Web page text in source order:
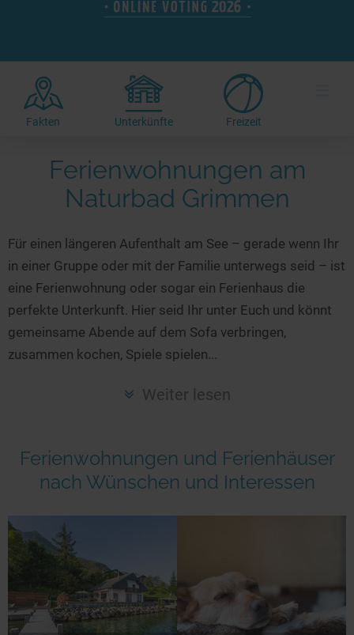
Radtouren am See
Kitesurfen
Kanu- & Kajaktouren
Badeseen in Deutschland
Wellness am See
Gourmet-Urlaub
Urlaub an der Küste
Unterkünfte
Hotels am See
Ferienwohnungen
Camping
Aktiv-Urlaub
Wanderurlaub
Bikeurlaub
Auszeit & Wellness
Camping am See
Top-Hotels
Familienhotels
Bike-Hotels
Biohotels
Ausgefallenes
Häuser auf dem Wasser
Hundefreundliche Unterkünfte
Glamping
Seen in Deutschland
Seen in Europa
Überwachte Badestellen
Hunde am See
Deutschlands schönste Seen
Top Seen nach Bundesländern
Top Seen nach Regionen
Deutschlands Lieblingsseen
Seen in Europa
Niederlande
Norwegen
alle Länder…
Fakten Unterkünfte Freizeit
Ferienwohnungen am
Naturbad Grimmen
Für einen längeren Aufenthalt am See – gerade wenn Ihr
in einer Gruppe oder mit der Familie unterwegs seid – ist
eine Ferienwohnung oder sogar ein Ferienhaus die
perfekte Unterkunft. Hier seid Ihr unter Euch und könnt
gemeinsame Abende auf dem Sofa verbringen,
zusammen kochen, Spiele spielen...
Weiter lesen
Ferienwohnungen und Ferienhäuser
nach Wünschen und Interessen